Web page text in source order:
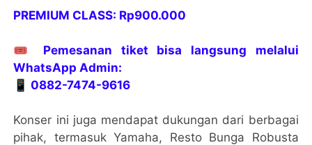
PREMIUM CLASS: Rp900.000
🎟️ Pemesanan tiket bisa langsung melalui
WhatsApp Admin:
📱 0882-7474-9616
Konser ini juga mendapat dukungan dari berbagai
pihak, termasuk Yamaha, Resto Bunga Robusta